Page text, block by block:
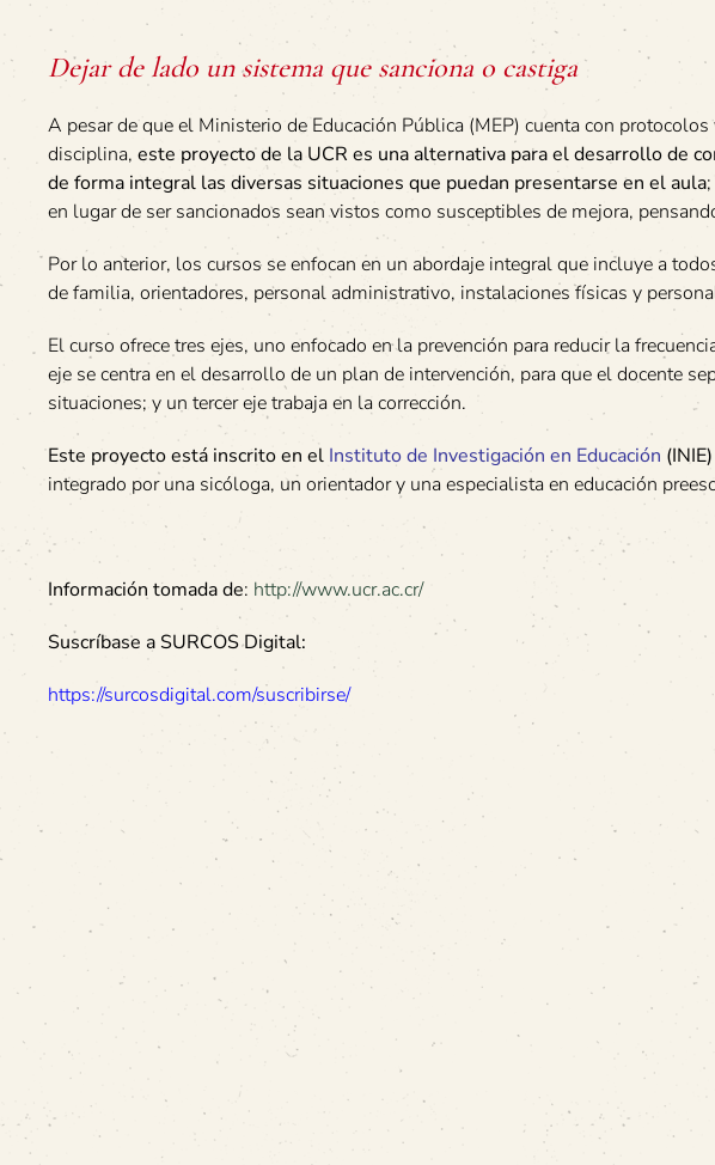
Dejar de lado un sistema que sanciona o castiga
A pesar de que el Ministerio de Educación Pública (MEP) cuenta con
disciplina, este proyecto de la UCR es una alternativa para el desarrollo de
de forma integral las diversas situaciones que puedan presentarse en el aula
en lugar de ser sancionados sean vistos como susceptibles de mejora,
Por lo anterior, los cursos se enfocan en un abordaje integral que incluye a
de familia, orientadores, personal administrativo, instalaciones físicas y
El curso ofrece tres ejes, uno enfocado en la prevención para reducir la
eje se centra en el desarrollo de un plan de intervención, para que el docente
situaciones; y un tercer eje trabaja en la corrección.
Este proyecto está inscrito en el Instituto de Investigación en Educación
integrado por una sicóloga, un orientador y una especialista en educación
Información tomada de: http://www.ucr.ac.cr/
Suscríbase a SURCOS Digital:
https://surcosdigital.com/suscribirse/